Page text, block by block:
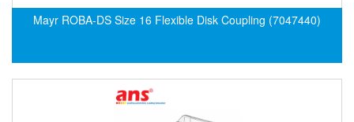
Eurovent
Mayr ROBA-DS Size 16 Flexible Disk Coupling (7047440)